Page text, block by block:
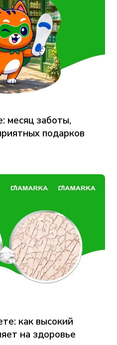
месяц заботы,
подарков
как высокий
на здоровье